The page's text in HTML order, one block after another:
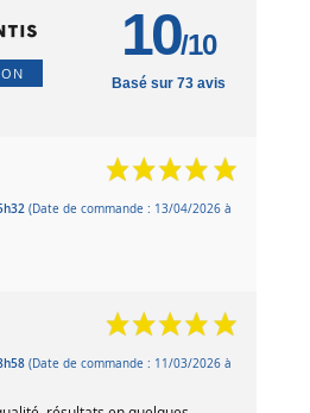
10/10
Basé sur 73 avis
(Date de commande : 13/04/2026 à
(Date de commande : 11/03/2026 à